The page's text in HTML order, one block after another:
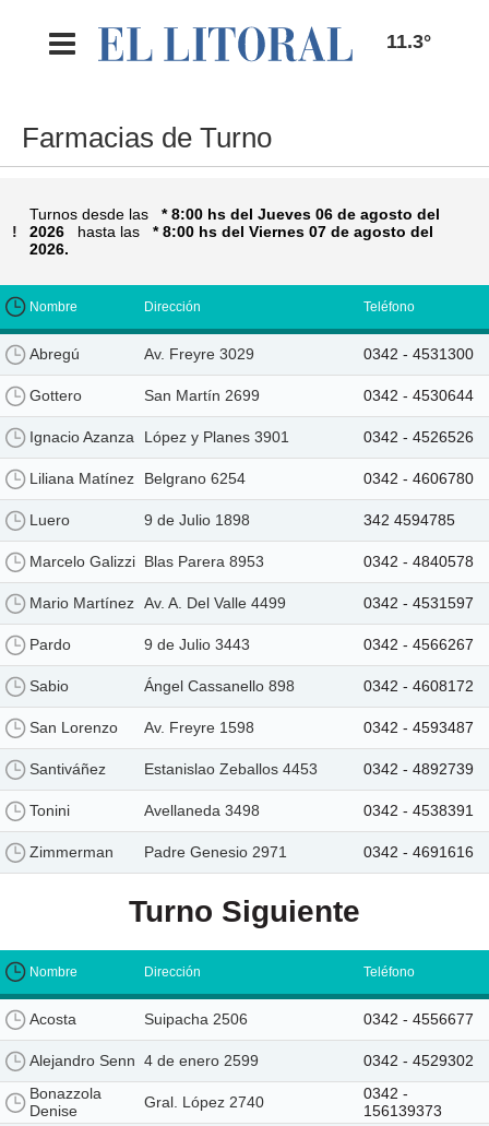
11.3°
Farmacias de Turno
!
Turnos desde las * 8:00 hs del Jueves 06 de agosto del
2026 hasta las * 8:00 hs del Viernes 07 de agosto del
2026.
Nombre Dirección Teléfono
Abregú Av. Freyre 3029 0342 - 4531300
Gottero San Martín 2699 0342 - 4530644
Ignacio Azanza López y Planes 3901 0342 - 4526526
Liliana Matínez Belgrano 6254 0342 - 4606780
Luero 9 de Julio 1898 342 4594785
Marcelo Galizzi Blas Parera 8953 0342 - 4840578
Mario Martínez Av. A. Del Valle 4499 0342 - 4531597
Pardo 9 de Julio 3443 0342 - 4566267
Sabio Ángel Cassanello 898 0342 - 4608172
San Lorenzo Av. Freyre 1598 0342 - 4593487
Santiváñez Estanislao Zeballos 4453 0342 - 4892739
Tonini Avellaneda 3498 0342 - 4538391
Zimmerman Padre Genesio 2971 0342 - 4691616
Turno Siguiente
Nombre Dirección Teléfono
Acosta Suipacha 2506 0342 - 4556677
Alejandro Senn 4 de enero 2599
0342 - 4529302
Bonazzola
Denise
Gral. López 2740
0342 -
156139373